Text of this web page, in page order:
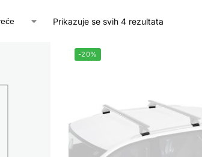
Prikazuje se svih 4 rezultata
-20%